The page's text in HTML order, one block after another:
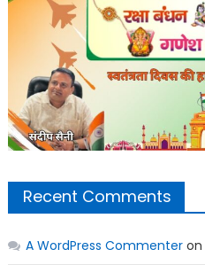
Recent Comments
A WordPress Commenteron